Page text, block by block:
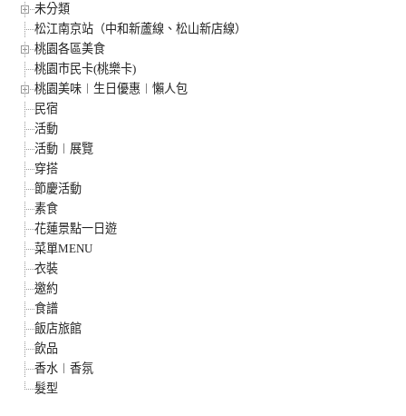
未分類
松江南京站（中和新蘆線、松山新店線）
桃園各區美食
桃園市民卡(桃樂卡)
桃園美味︱生日優惠︱懶人包
民宿
活動
活動︱展覽
穿搭
節慶活動
素食
花蓮景點一日遊
菜單MENU
衣裝
邀約
食譜
飯店旅館
飲品
香水︱香氛
髮型